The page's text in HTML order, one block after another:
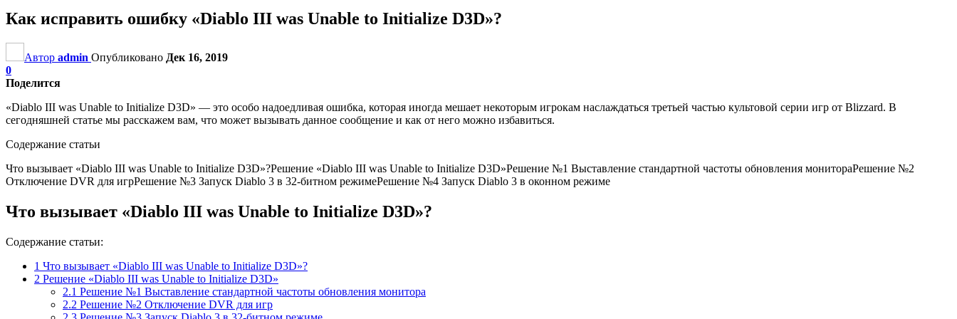
Как исправить ошибку «Diablo III was Unable to Initialize D3D»?
Автор admin Опубликовано Дек 16, 2019
0
Поделится
«Diablo III was Unable to Initialize D3D» — это особо надоедливая ошибка, которая иногда мешает некоторым игрокам наслаждаться третьей частью культовой серии игр от Blizzard. В
сегодняшней статье мы расскажем вам, что может вызывать данное сообщение и как от него можно избавиться.
Содержание статьи
Что вызывает «Diablo III was Unable to Initialize D3D»?Решение «Diablo III was Unable to Initialize D3D»Решение №1 Выставление стандартной частоты обновления монитораРешение №2
Отключение DVR для игрРешение №3 Запуск Diablo 3 в 32-битном режимеРешение №4 Запуск Diablo 3 в оконном режиме
Что вызывает «Diablo III was Unable to Initialize D3D»?
Содержание статьи:
1 Что вызывает «Diablo III was Unable to Initialize D3D»?
2 Решение «Diablo III was Unable to Initialize D3D»
2.1 Решение №1 Выставление стандартной частоты обновления монитора
2.2 Решение №2 Отключение DVR для игр